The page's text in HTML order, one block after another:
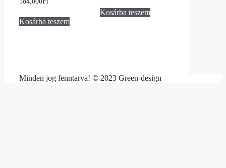
Kosárba teszem
Kosárba teszem
Minden jog fenntarva! © 2023 Green-design